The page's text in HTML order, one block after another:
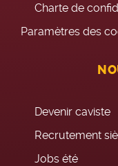
Charte de
Paramètres des
Devenir caviste
Recrutement
Jobs été